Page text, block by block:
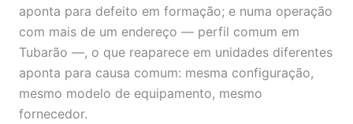
aponta para defeito em formação; e numa operação
com mais de um endereço — perfil comum em
Tubarão —, o que reaparece em unidades diferentes
aponta para causa comum: mesma configuração,
mesmo modelo de equipamento, mesmo
fornecedor.